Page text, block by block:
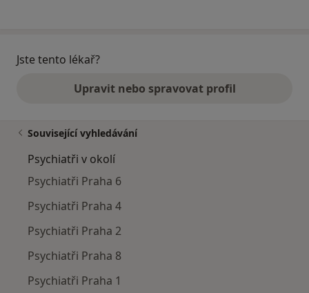
Jste tento lékař?
Upravit nebo spravovat profil
Související vyhledávání
Psychiatři v okolí
Psychiatři Praha 6
Psychiatři Praha 4
Psychiatři Praha 2
Psychiatři Praha 8
Psychiatři Praha 1